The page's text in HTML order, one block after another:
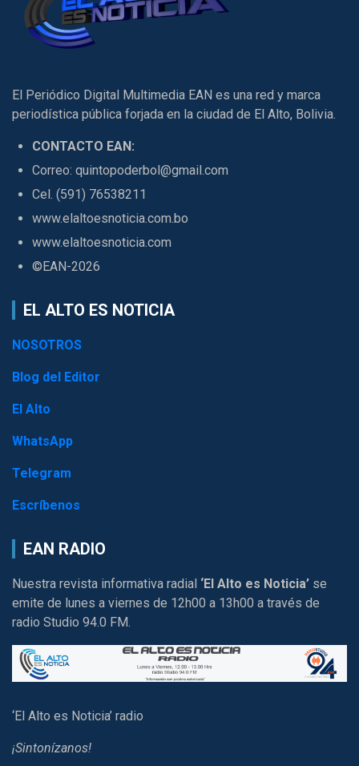
El Periódico Digital Multimedia EAN es una red y marca
periodística pública forjada en la ciudad de El Alto, Bolivia.
CONTACTO EAN:
Correo: quintopoderbol@gmail.com
Cel. (591) 76538211
www.elaltoesnoticia.com.bo
www.elaltoesnoticia.com
©EAN-2026
EL ALTO ES NOTICIA
NOSOTROS
Blog del Editor
El Alto
WhatsApp
Telegram
Escríbenos
EAN RADIO
Nuestra revista informativa radial ‘El Alto es Noticia’ se
emite de lunes a viernes de 12h00 a 13h00 a través de
radio Studio 94.0 FM.
‘El Alto es Noticia’ radio
¡Sintonízanos!